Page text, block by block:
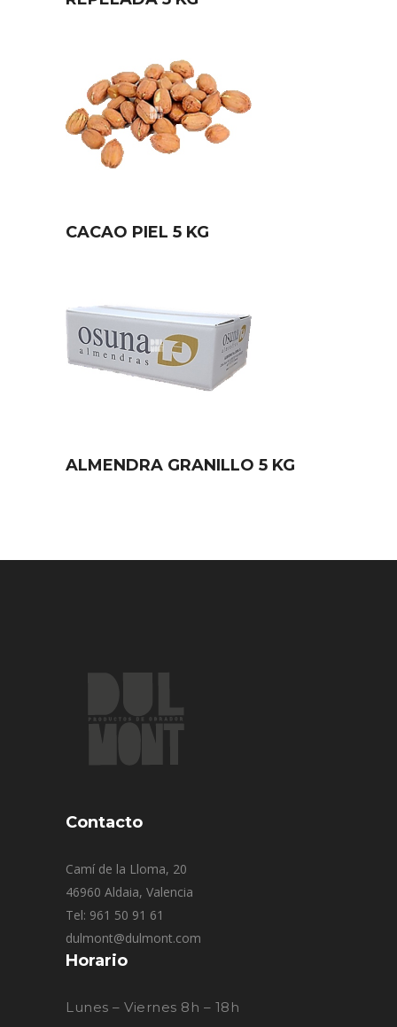
CACAO PIEL 5 KG
ALMENDRA GRANILLO 5 KG
Contacto
Camí de la Lloma, 20
46960 Aldaia, Valencia
Tel: 961 50 91 61
dulmont@dulmont.com
Horario
Lunes – Viernes 8h – 18h